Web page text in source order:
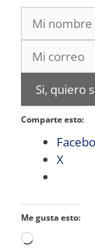
Si, quiero
Comparte esto:
X
Me gusta esto:
Cargando...